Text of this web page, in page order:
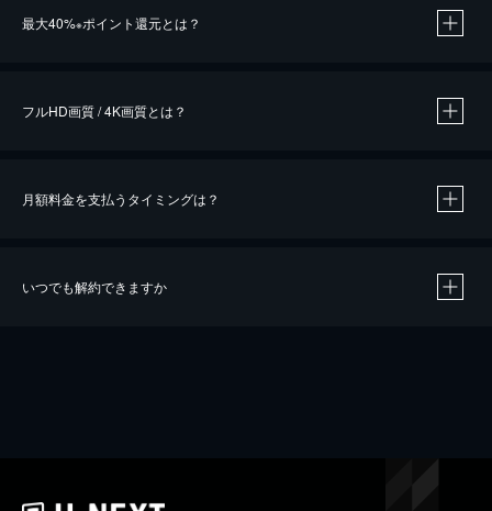
最大40%※ポイント還元とは？
※40％ポイント還元の対象は、クレジットカード決済による作品の購入 / レンタルです。
iOSアプリのUコイン決済による作品の購入 / レンタルは、20％のポイント還元です。
フルHD画質 / 4K画質とは？
月額料金を支払うタイミングは？
いつでも解約できますか